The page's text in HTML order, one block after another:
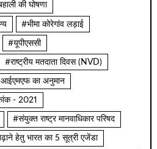
की घोषणा
#भीमा कोरेगांव लड़ाई
#यूपीएससी
#राष्ट्रीय मतदाता दिवस (NVD)
आईएमएफ का अनुमान
- 2021
#संयुक्त राष्ट्र मानवाधिकार परिषद
हेतु भारत का 5 सूत्री एजेंडा